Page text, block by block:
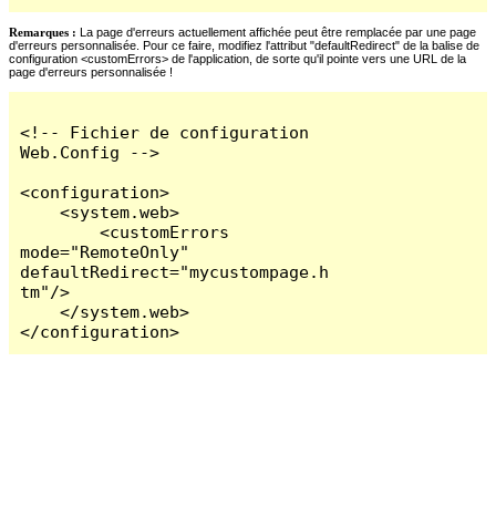
Remarques : La page d'erreurs actuellement affichée peut être remplacée par une page
d'erreurs personnalisée. Pour ce faire, modifiez l'attribut "defaultRedirect" de la balise de
configuration <customErrors> de l'application, de sorte qu'il pointe vers une URL de la
page d'erreurs personnalisée !
<!-- Fichier de configuration
Web.Config -->
<configuration>
    <system.web>
        <customErrors
mode="RemoteOnly"
defaultRedirect="mycustompage.h
tm"/>
    </system.web>
</configuration>